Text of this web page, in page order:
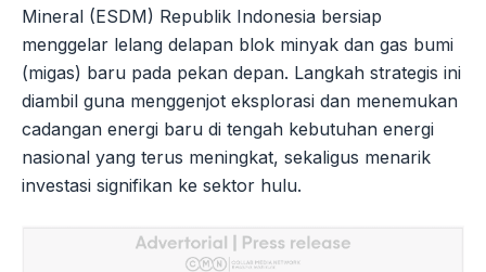
Mineral (ESDM) Republik Indonesia bersiap
menggelar lelang delapan blok minyak dan gas bumi
(migas) baru pada pekan depan. Langkah strategis ini
diambil guna menggenjot eksplorasi dan menemukan
cadangan energi baru di tengah kebutuhan energi
nasional yang terus meningkat, sekaligus menarik
investasi signifikan ke sektor hulu.